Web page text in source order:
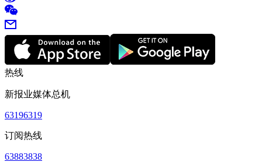
热线
新报业媒体总机
63196319
订阅热线
63883838